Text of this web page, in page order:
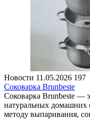
Новости 11.05.2026 197
Соковарка Brunbeste
Соковарка Brunbeste —
натуральных домашних
методу выпаривания,